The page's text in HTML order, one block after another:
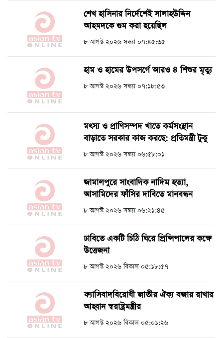
শেখ হাসিনার নির্দেশেই সালাহউদ্দিন
আহমদকে গুম করা হয়েছিল
৮ আগস্ট ২০২৬ সন্ধ্যা ০৭:৪৫:৩৫
হাম ও হামের উপসর্গে আরও ৪ শিশুর মৃত্যু
৮ আগস্ট ২০২৬ সন্ধ্যা ০৭:১৮:৫৩
মৎস্য ও প্রাণিসম্পদ খাতে কর্মসংস্থান
বাড়াতে সরকার কাজ করছে: প্রতিমন্ত্রী টুকু
৮ আগস্ট ২০২৬ সন্ধ্যা ০৬:৫৮:০১
জামালপুরে সাংবাদিক নাদিম হত্যা,
আসামিদের ফাঁসির দাবিতে মানবন্ধন
৮ আগস্ট ২০২৬ সন্ধ্যা ০৬:২১:৪৫
ঢাবিতে একটি চিঠি ঘিরে প্রিন্সিপালের কক্ষে
উত্তেজনা
৮ আগস্ট ২০২৬ বিকাল ০৫:১৮:৫৭
ফ্যাসিবাদবিরোধী জাতীয় ঐক্য বজায় রাখার
আহ্বান স্বরাষ্ট্রমন্ত্রীর
৮ আগস্ট ২০২৬ বিকাল ০৫:০১:২৬